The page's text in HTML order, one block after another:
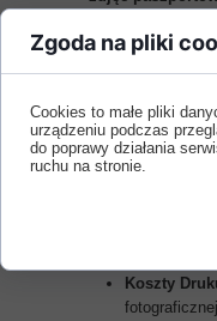
studiach. Główną
Brak
wymogami
dodatkowy
Czas
Koszty
Zgoda na pliki
Cookies to małe pliki
urządzeniu podczas
do poprawy działania
ruchu na stronie.